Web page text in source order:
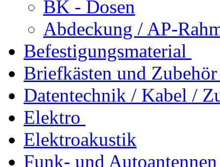
BK - Dosen
Abdeckung / AP-
Befestigungsmaterial
Briefkästen und Zubehör
Datentechnik / Kabel /
Elektro
Elektroakustik
Funk- und Autoantennen